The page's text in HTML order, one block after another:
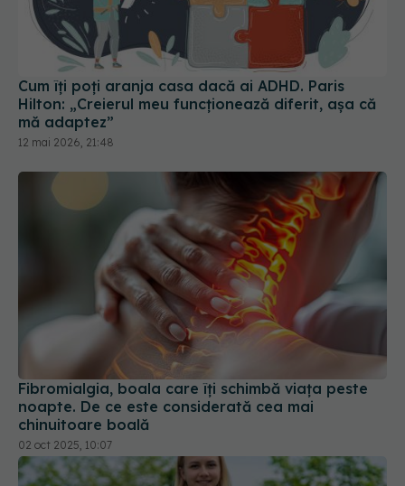
Cum îți poți aranja casa dacă ai ADHD. Paris
Hilton: „Creierul meu funcționează diferit, așa că
mă adaptez”
12 mai 2026, 21:48
Fibromialgia, boala care îți schimbă viața peste
noapte. De ce este considerată cea mai
chinuitoare boală
02 oct 2025, 10:07